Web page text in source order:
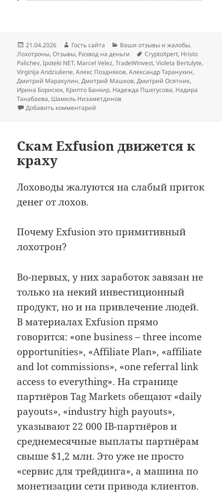
Опубликовано
21.04.2026 Автор
Гость сайта Рубрики
Ваши отзывы и жалобы,
Лохотроны,Отзывы, Развод на деньги Метки
CryptoXpert, Hristo
Palichev,Ipoteki NET, Marcel Velez,TradeWinvest,Violeta Bertulyte,
Virginija Andziuliene,Алекс Поздняков,Александр Таранухин,
Дмитрий Маракулин,Дмитрий Машков,Дмитрий Осятник,
Ирина Борисюк, Крипто Банкир, Надежда Пшегусова, Надира
Танабаева, Шамиль Низаметдинов
Добавить комментарий
Скам Exfusion движется к
краху
Лоховоды жалуются на слабый приток
денег от лохов.
Почему Exfusion это примитивный
лохотрон?
Во-первых, у них заработок завязан не
только на некий инвестиционный
продукт, но и на привлечение людей.
В материалах Exfusion прямо
говорится: «one business – three income
opportunities», «Affiliate Plan», «affiliate
and lot commissions», «one referral link
access to everything». На странице
партнёров Tag Markets обещают «daily
payouts», «industry high payouts»,
указывают 22 000 IB-партнёров и
среднемесячные выплаты партнёрам
свыше $1,2 млн. Это уже не просто
«сервис для трейдинга», а машина по
монетизации сети привода клиентов.